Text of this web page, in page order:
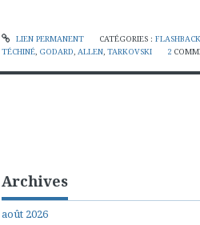
LIEN PERMANENT CATÉGORIES : FLASHBACK
TÉCHINÉ, GODARD, ALLEN, TARKOVSKI 2
Archives
août 2026